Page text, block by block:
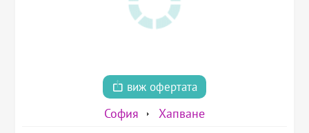
виж офертата
София Хапване